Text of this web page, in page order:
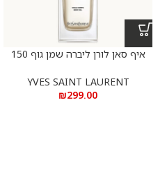
איף סאן לורן ליברה שמן גוף 150
YVES SAINT LAURENT
₪299.00